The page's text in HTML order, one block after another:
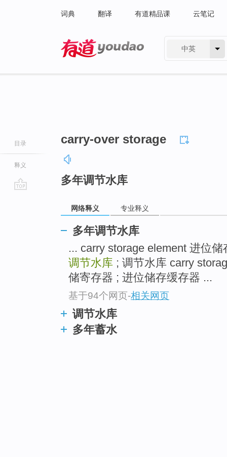
词典 翻译 有道精品课 云笔记
中英
目录
释义
carry-over storage
多年调节水库
网络释义 专业释义
多年调节水库
... carry storage element 进位
调节水库 ; 调节水库 carry
储寄存器 ; 进位储存缓存器 ...
基于94个网页-相关网页
调节水库
多年蓄水